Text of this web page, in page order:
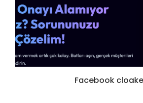
Facebook